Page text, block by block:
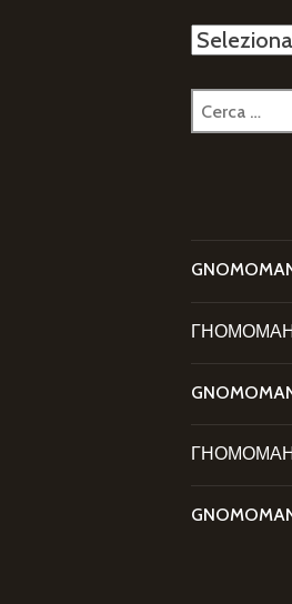
Categorie
Ricerca
per: